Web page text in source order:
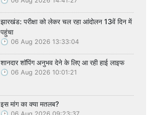
झारखंड: परीक्षा को लेकर चल रहा आंदोलन 13वें दिन में
पहुंचा
06 Aug 2026 13:33:04
शानदार शॉपिंग अनुभव देने के लिए आ रही हाई लाइफ
06 Aug 2026 10:01:21
इस मांग का क्या मतलब?